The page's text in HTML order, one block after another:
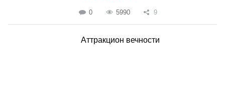
0 5990 9
Аттракцион вечности